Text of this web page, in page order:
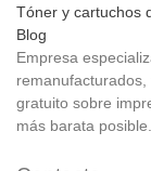
Tóner y cartuchos
Blog
Empresa
gratuito sobre
más barata posible.